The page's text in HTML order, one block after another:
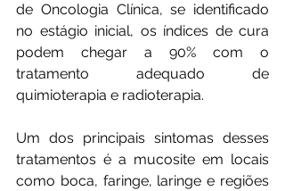
de Oncologia Clínica, se identificado
no estágio inicial, os índices de cura
podem chegar a 90% com o
tratamento adequado de
quimioterapia e radioterapia.
Um dos principais sintomas desses
tratamentos é a mucosite em locais
como boca, faringe, laringe e regiões